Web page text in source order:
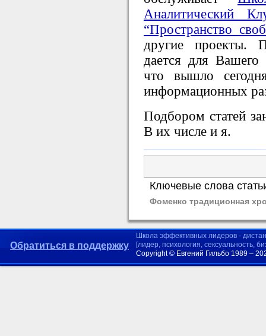
Аналитический
“Пространство
другие проекты.
дается для
что вышло
информационных
Подбором статей
В их числе и я.
Ключевые слова
Фоменко традиционная
Обратиться в поддержку
Школа эффективных лидеров -
[лидер, психология, сексуальность,
Copyright © Евгений Гильбо 1989 –